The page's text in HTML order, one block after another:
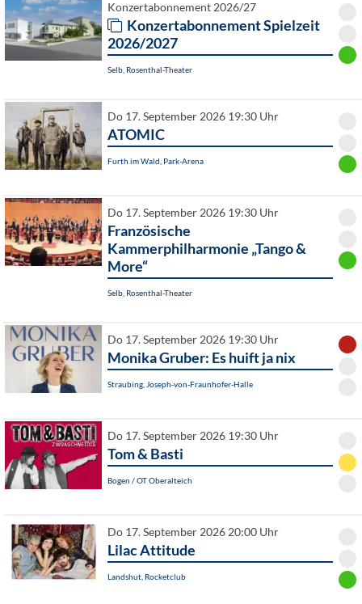
Konzertabonnement 2026/27
Konzertabonnement Spielzeit
2026/2027
Selb, Rosenthal-Theater
Do 17. September 2026 19:30 Uhr
ATOMIC
Furth im Wald, Park-Arena
Do 17. September 2026 19:30 Uhr
Französische
Kammerphilharmonie „Tango &
More“
Selb, Rosenthal-Theater
Do 17. September 2026 19:30 Uhr
Monika Gruber: Es huift ja nix
Straubing, Joseph-von-Fraunhofer-Halle
Do 17. September 2026 19:30 Uhr
Tom & Basti
Bogen / OT Oberalteich
Do 17. September 2026 20:00 Uhr
Lilac Attitude
Landshut, Rocketclub